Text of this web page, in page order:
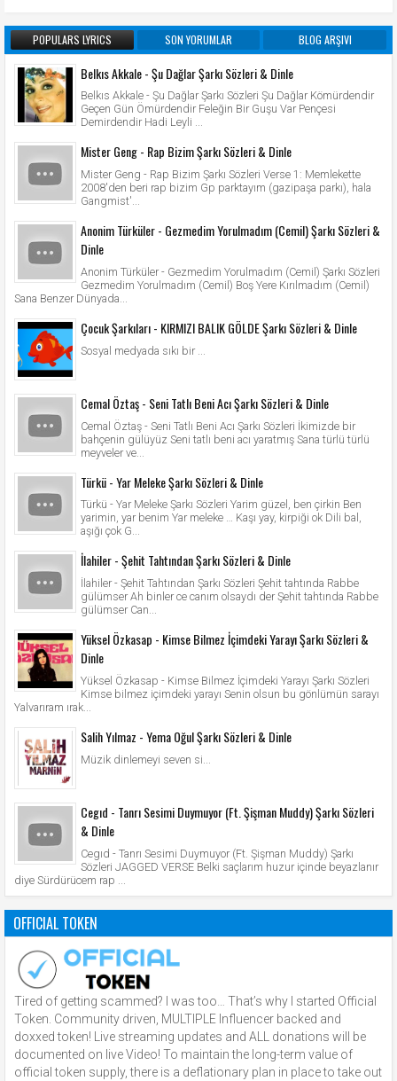
POPULARS LYRICS SON YORUMLAR BLOG ARŞIVI
Belkıs Akkale - Şu Dağlar Şarkı Sözleri & Dinle
Belkıs Akkale - Şu Dağlar Şarkı Sözleri Şu Dağlar Kömürdendir
Geçen Gün Ömürdendir Feleğin Bir Guşu Var Pençesi
Demirdendir Hadi Leyli ...
Mister Geng - Rap Bizim Şarkı Sözleri & Dinle
Mister Geng - Rap Bizim Şarkı Sözleri Verse 1: Memlekette
2008'den beri rap bizim Gp parktayım (gazipaşa parkı), hala
Gangmist'...
Anonim Türküler - Gezmedim Yorulmadım (Cemil) Şarkı Sözleri &
Dinle
Anonim Türküler - Gezmedim Yorulmadım (Cemil) Şarkı Sözleri
Gezmedim Yorulmadım (Cemil) Boş Yere Kırılmadım (Cemil)
Sana Benzer Dünyada...
Çocuk Şarkıları - KIRMIZI BALIK GÖLDE Şarkı Sözleri & Dinle
Sosyal medyada sıkı bir ...
Cemal Öztaş - Seni Tatlı Beni Acı Şarkı Sözleri & Dinle
Cemal Öztaş - Seni Tatlı Beni Acı Şarkı Sözleri İkimizde bir
bahçenin gülüyüz Seni tatlı beni acı yaratmış Sana türlü türlü
meyveler ve...
Türkü - Yar Meleke Şarkı Sözleri & Dinle
Türkü - Yar Meleke Şarkı Sözleri Yarim güzel, ben çirkin Ben
yarimin, yar benim Yar meleke … Kaşı yay, kirpiği ok Dili bal,
aşığı çok G...
İlahiler - Şehit Tahtından Şarkı Sözleri & Dinle
İlahiler - Şehit Tahtından Şarkı Sözleri Şehit tahtında Rabbe
gülümser Ah binler ce canım olsaydı der Şehit tahtında Rabbe
gülümser Can...
Yüksel Özkasap - Kimse Bilmez İçimdeki Yarayı Şarkı Sözleri &
Dinle
Yüksel Özkasap - Kimse Bilmez İçimdeki Yarayı Şarkı Sözleri
Kimse bilmez içimdeki yarayı Senin olsun bu gönlümün sarayı
Yalvarıram ırak...
Salih Yılmaz - Yema Oğul Şarkı Sözleri & Dinle
Müzik dinlemeyi seven si...
Cegıd - Tanrı Sesimi Duymuyor (Ft. Şişman Muddy) Şarkı Sözleri
& Dinle
Cegıd - Tanrı Sesimi Duymuyor (Ft. Şişman Muddy) Şarkı
Sözleri JAGGED VERSE Belki saçlarım huzur içinde beyazlanır
diye Sürdürücem rap ...
OFFICIAL TOKEN
Tired of getting scammed? I was too… That’s why I started Official
Token. Community driven, MULTIPLE Influencer backed and
doxxed token! Live streaming updates and ALL donations will be
documented on live Video! To maintain the long-term value of
official token supply, there is a deflationary plan in place to take out